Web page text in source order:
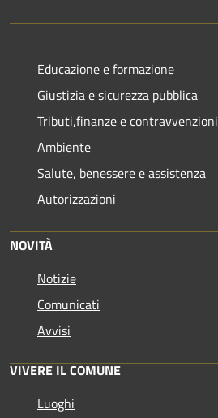
Educazione e formazione
Giustizia e sicurezza pubblica
Tributi,finanze e contravvenzioni
Ambiente
Salute, benessere e assistenza
Autorizzazioni
NOVITÀ
Notizie
Comunicati
Avvisi
VIVERE IL COMUNE
Luoghi